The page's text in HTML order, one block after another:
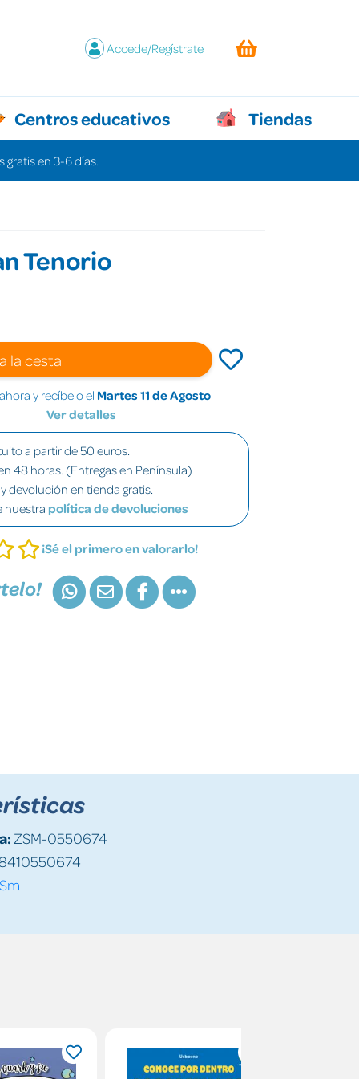
Accede/Regístrate
Centros educativos Tiendas
gratis en 3-6 días.
Tenorio
la cesta
y recíbelo el Martes 11 de Agosto
Ver detalles
a partir de 50 euros.
48 horas. (Entregas en Península)
devolución en tienda gratis.
nuestra política de devoluciones
¡Sé el primero en valorarlo!
ZSM-0550674
Sm